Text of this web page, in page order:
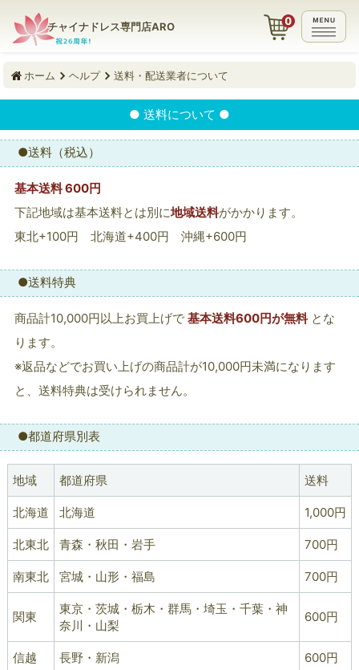
チャイナドレス専門店ARO
ホーム ヘルプ 送料・配送業者について
● 送料について ●
●送料（税込）
基本送料 600円
下記地域は基本送料とは別に地域送料がかかります。
東北+100円 北海道+400円 沖縄+600円
●送料特典
商品計10,000円以上お買上げで 基本送料600円が無料とな
ります。
※返品などでお買い上げの商品計が10,000円未満になります
と、送料特典は受けられません。
●都道府県別表
地域 都道府県 送料
北海道 北海道 1,000円
北東北 青森・秋田・岩手 700円
南東北 宮城・山形・福島 700円
関東
東京・茨城・栃木・群馬・埼玉・千葉・神
奈川・山梨
600円
信越 長野・新潟 600円